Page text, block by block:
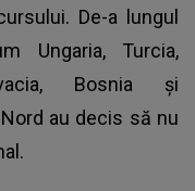
De-a lungul
Ungaria, Turcia,
Bosnia şi
au decis să nu